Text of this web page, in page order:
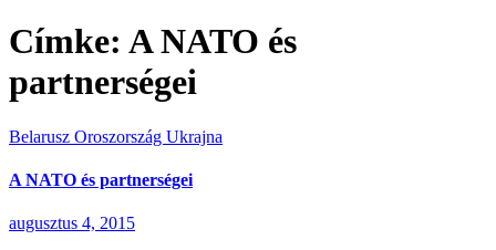
Címke: A NATO és
partnerségei
Belarusz Oroszország Ukrajna
A NATO és partnerségei
augusztus 4, 2015